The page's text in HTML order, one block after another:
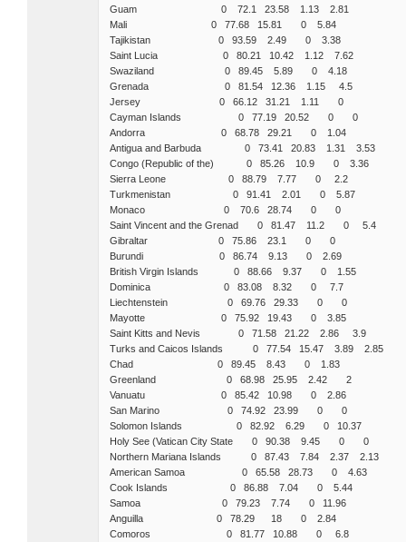
Guam 0 72.1 23.58 1.13 2.81
Mali 0 77.68 15.81 0 5.84
Tajikistan 0 93.59 2.49 0 3.38
Saint Lucia 0 80.21 10.42 1.12 7.62
Swaziland 0 89.45 5.89 0 4.18
Grenada 0 81.54 12.36 1.15 4.5
Jersey 0 66.12 31.21 1.11 0
Cayman Islands 0 77.19 20.52 0 0
Andorra 0 68.78 29.21 0 1.04
Antigua and Barbuda 0 73.41 20.83 1.31 3.53
Congo (Republic of the) 0 85.26 10.9 0 3.36
Sierra Leone 0 88.79 7.77 0 2.2
Turkmenistan 0 91.41 2.01 0 5.87
Monaco 0 70.6 28.74 0 0
Saint Vincent and the Grenad 0 81.47 11.2 0 5.4
Gibraltar 0 75.86 23.1 0 0
Burundi 0 86.74 9.13 0 2.69
British Virgin Islands 0 88.66 9.37 0 1.55
Dominica 0 83.08 8.32 0 7.7
Liechtenstein 0 69.76 29.33 0 0
Mayotte 0 75.92 19.43 0 3.85
Saint Kitts and Nevis 0 71.58 21.22 2.86 3.9
Turks and Caicos Islands 0 77.54 15.47 3.89 2.85
Chad 0 89.45 8.43 0 1.83
Greenland 0 68.98 25.95 2.42 2
Vanuatu 0 85.42 10.98 0 2.86
San Marino 0 74.92 23.99 0 0
Solomon Islands 0 82.92 6.29 0 10.37
Holy See (Vatican City State 0 90.38 9.45 0 0
Northern Mariana Islands 0 87.43 7.84 2.37 2.13
American Samoa 0 65.58 28.73 0 4.63
Cook Islands 0 86.88 7.04 0 5.44
Samoa 0 79.23 7.74 0 11.96
Anguilla 0 78.29 18 0 2.84
Comoros 0 81.77 10.88 0 6.8